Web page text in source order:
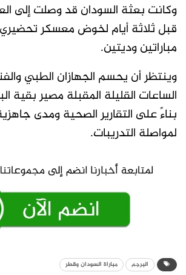
وكانت بعثة السودان قد وصلت إلى
قبل ثلاثة أيام لخوض معسكر
مباراتين وديتين.
وينتظر أن يحسم الجهازان الطبي
الساعات القليلة المقبلة مصير بقية
بناءً على التقارير الصحية ومدى
لمواصلة التدريبات.
البرجم مباراة السودان وقطر